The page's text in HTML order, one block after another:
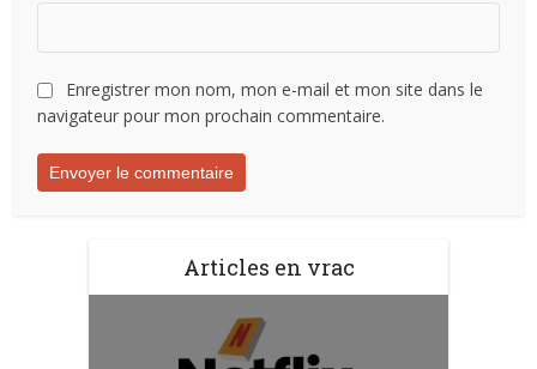
Enregistrer mon nom, mon e-mail et mon site dans le
navigateur pour mon prochain commentaire.
Articles en vrac